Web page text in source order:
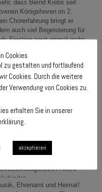
Cookies
zu gestalten und fortlaufend
Cookies. Durch die weitere
Verwendung von Cookies zu.
erhalten Sie in unserer
akzeptieren